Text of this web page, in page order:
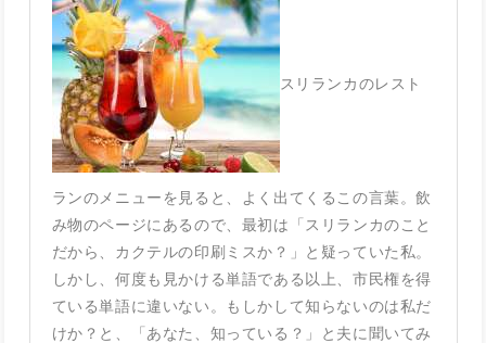
スリランカのレスト
ランのメニューを見ると、よく出てくるこの言葉。飲
み物のページにあるので、最初は「スリランカのこと
だから、カクテルの印刷ミスか？」と疑っていた私。
しかし、何度も見かける単語である以上、市民権を得
ている単語に違いない。もしかして知らないのは私だ
けか？と、「あなた、知っている？」と夫に聞いてみ